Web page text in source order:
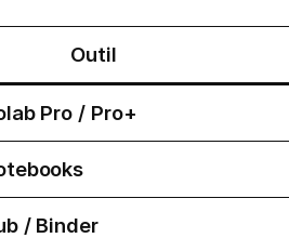
Outil
Pro / Pro+
/ Binder